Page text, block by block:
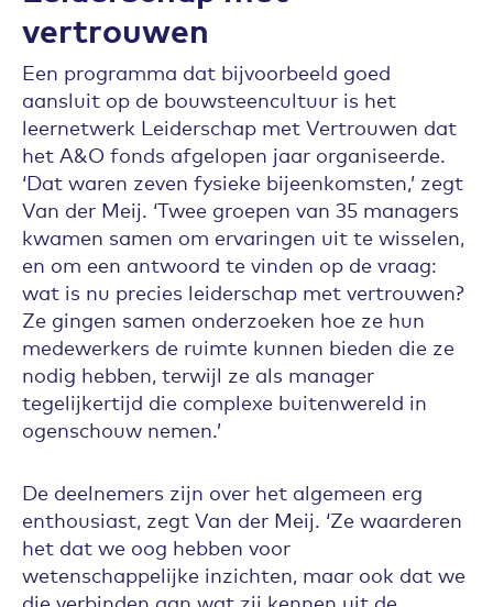
vertrouwen
Een programma dat bijvoorbeeld goed
aansluit op de bouwsteencultuur is het
leernetwerk Leiderschap met Vertrouwen dat
het A&O fonds afgelopen jaar organiseerde.
‘Dat waren zeven fysieke bijeenkomsten,’ zegt
Van der Meij. ‘Twee groepen van 35 managers
kwamen samen om ervaringen uit te wisselen,
en om een antwoord te vinden op de vraag:
wat is nu precies leiderschap met vertrouwen?
Ze gingen samen onderzoeken hoe ze hun
medewerkers de ruimte kunnen bieden die ze
nodig hebben, terwijl ze als manager
tegelijkertijd die complexe buitenwereld in
ogenschouw nemen.’
De deelnemers zijn over het algemeen erg
enthousiast, zegt Van der Meij. ‘Ze waarderen
het dat we oog hebben voor
wetenschappelijke inzichten, maar ook dat we
die verbinden aan wat zij kennen uit de